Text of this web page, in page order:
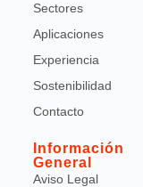
Sectores
Aplicaciones
Experiencia
Sostenibilidad
Contacto
Información
General
Aviso Legal